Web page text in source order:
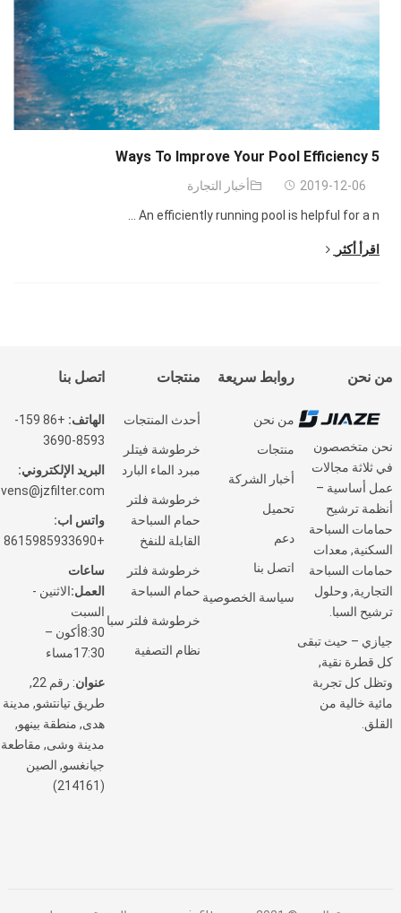
5
Ways To Improve Your Pool Efficiency
2019-12-06 أخبار التجارة
An efficiently running pool is helpful for a n
اقرأ أكثر
من نحن
نحن متخصصون
في ثلاثة مجالات
عمل أساسية –
أنظمة ترشيح
حمامات السباحة
السكنية, معدات
حمامات السباحة
التجارية, وحلول
ترشيح السبا.
جيازي – حيث تبقى
كل قطرة نقية,
وتظل كل تجربة
مائية خالية من
القلق.
روابط سريعة
من نحن
منتجات
أخبار الشركة
تحميل
دعم
اتصل بنا
سياسة الخصوصية
منتجات
أحدث المنتجات
خرطوشة فيتلر
مبرد الماء البارد
خرطوشة فلتر
حمام السباحة
القابلة للنفخ
خرطوشة فلتر
حمام السباحة
خرطوشة فلتر سبا
نظام التصفية
اتصل بنا
الهاتف:
+86 159-
8593-3690
البريد الإلكتروني:
vens@jzfilter.com
واتس اب:
+8615985933690
ساعات
العمل:الاثنين -
السبت
8:30أكون –
17:30مساء
عنوان
: رقم 22,
طريق تيانتشو, مدينة
هدى, منطقة بينهو,
مدينة وشى, مقاطعة
جيانغسو, الصين
(214161)